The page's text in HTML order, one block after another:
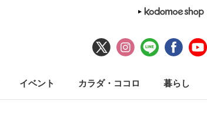
イベント カラダ・ココロ 暮らし